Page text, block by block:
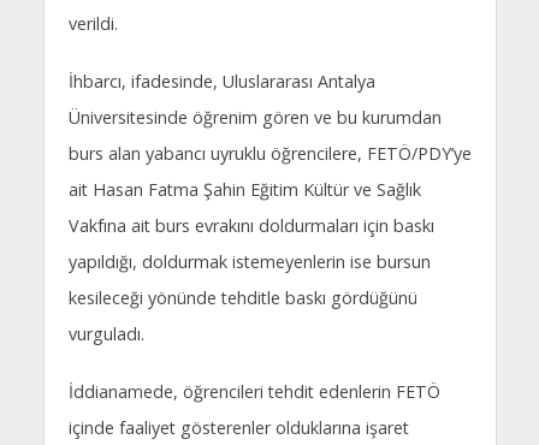
verildi.
İhbarcı, ifadesinde, Uluslararası Antalya
Üniversitesinde öğrenim gören ve bu kurumdan
burs alan yabancı uyruklu öğrencilere, FETÖ/PDY’ye
ait Hasan Fatma Şahin Eğitim Kültür ve Sağlık
Vakfına ait burs evrakını doldurmaları için baskı
yapıldığı, doldurmak istemeyenlerin ise bursun
kesileceği yönünde tehditle baskı gördüğünü
vurguladı.
İddianamede, öğrencileri tehdit edenlerin FETÖ
içinde faaliyet gösterenler olduklarına işaret